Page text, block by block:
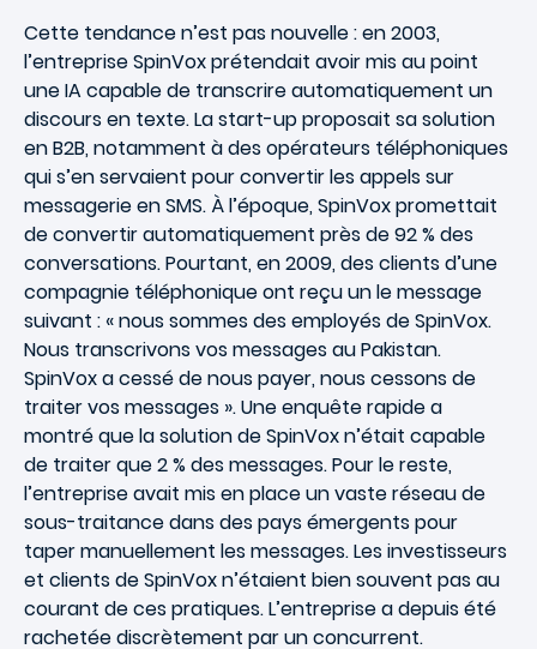
Cette tendance n’est pas nouvelle : en 2003,
l’entreprise SpinVox prétendait avoir mis au point
une IA capable de transcrire automatiquement un
discours en texte. La start-up proposait sa solution
en B2B, notamment à des opérateurs téléphoniques
qui s’en servaient pour convertir les appels sur
messagerie en SMS. À l’époque, SpinVox promettait
de convertir automatiquement près de 92 % des
conversations. Pourtant, en 2009, des clients d’une
compagnie téléphonique ont reçu un le message
suivant : « nous sommes des employés de SpinVox.
Nous transcrivons vos messages au Pakistan.
SpinVox a cessé de nous payer, nous cessons de
traiter vos messages ». Une enquête rapide a
montré que la solution de SpinVox n’était capable
de traiter que 2 % des messages. Pour le reste,
l’entreprise avait mis en place un vaste réseau de
sous-traitance dans des pays émergents pour
taper manuellement les messages. Les investisseurs
et clients de SpinVox n’étaient bien souvent pas au
courant de ces pratiques. L’entreprise a depuis été
rachetée discrètement par un concurrent.